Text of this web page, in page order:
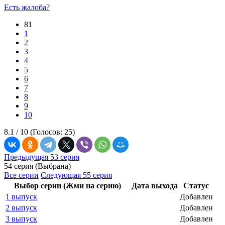
Есть жалоба?
81
1
2
3
4
5
6
7
8
9
10
8.1 / 10 (Голосов: 25)
Предыдущая 53 серия
54 серия (Выбрана)
Все серии Следующая 55 серия
Выбор серии (Жми на серию)
Дата выхода
Статус
1 выпуск
Добавлен
2 выпуск
Добавлен
3 выпуск
Добавлен